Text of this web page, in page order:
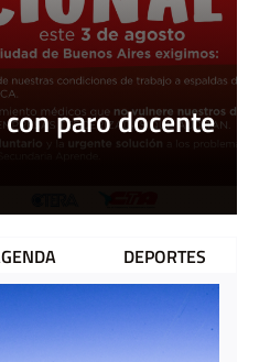
paro docente
DEPORTES